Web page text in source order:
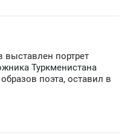
выставлен портрет
Туркменистана
поэта, оставил в